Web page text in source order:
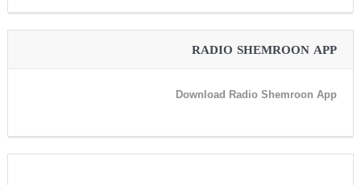
RADIO SHEMROON APP
Download Radio Shemroon App